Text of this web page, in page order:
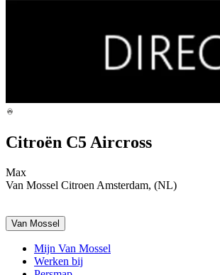
Citroën C5 Aircross
Max
Van Mossel Citroen Amsterdam, (NL)
Van Mossel
Mijn Van Mossel
Werken bij